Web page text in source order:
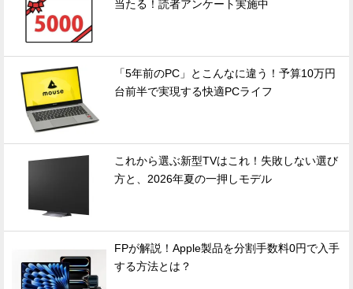
当たる！読者アンケート実施中
「5年前のPC」とこんなに違う！予算10万円
台前半で実現する快適PCライフ
これから選ぶ新型TVはこれ！失敗しない選び
方と、2026年夏の一押しモデル
FPが解説！Apple製品を分割手数料0円で入手
する方法とは？